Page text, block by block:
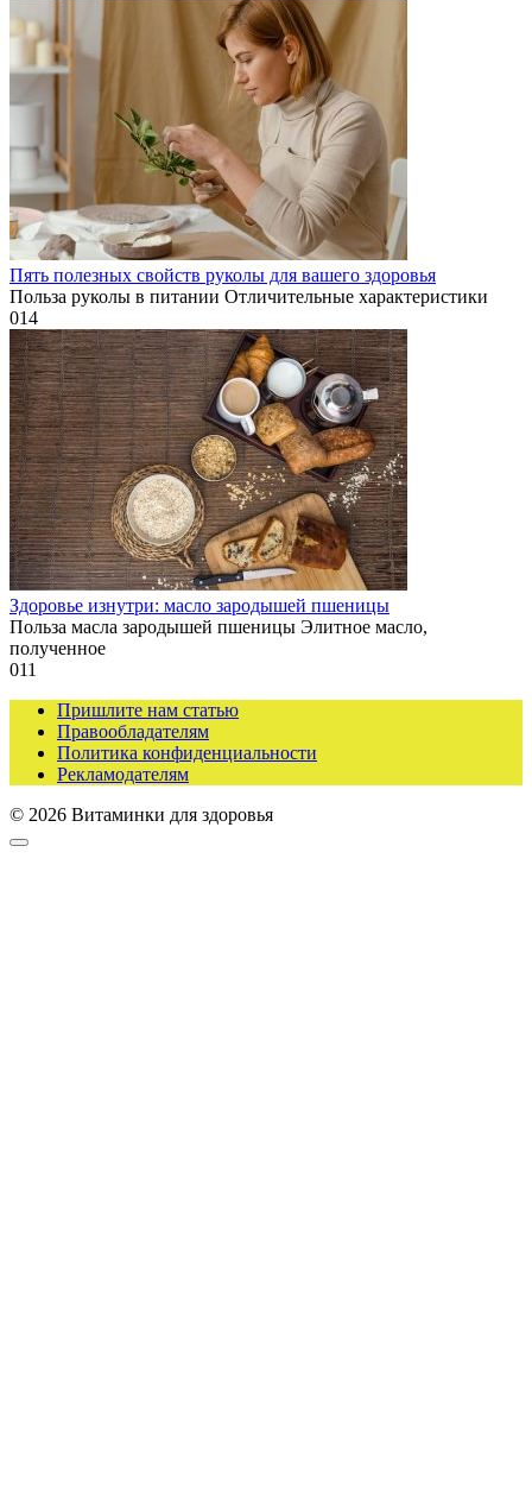
Пять полезных свойств руколы для вашего здоровья
Польза руколы в питании Отличительные характеристики
014
Здоровье изнутри: масло зародышей пшеницы
Польза масла зародышей пшеницы Элитное масло,
полученное
011
Пришлите нам статью
Правообладателям
Политика конфиденциальности
Рекламодателям
© 2026 Витаминки для здоровья